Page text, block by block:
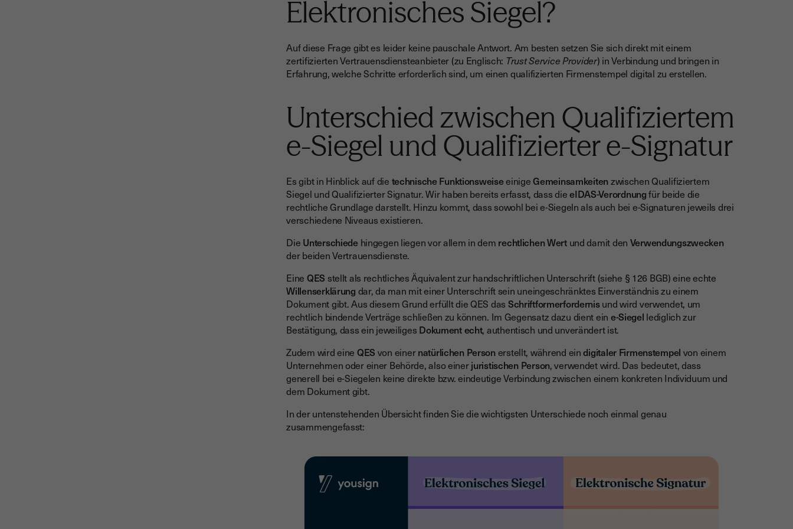
Elektronisches Siegel?
Auf diese Frage gibt es leider keine pauschale Antwort. Am besten setzen Sie sich direkt mit einem
zertifizierten Vertrauensdiensteanbieter (zu Englisch: Trust Service Provider) in Verbindung und bringen in
Erfahrung, welche Schritte erforderlich sind, um einen qualifizierten Firmenstempel digital zu erstellen.
Unterschied zwischen Qualifiziertem
e-Siegel und Qualifizierter e-Signatur
Es gibt in Hinblick auf die technische FunktionsweiseeinigeGemeinsamkeitenzwischen Qualifiziertem
Siegel und Qualifizierter Signatur. Wir haben bereits erfasst, dass dieeIDAS-Verordnungfür beide die
rechtliche Grundlage darstellt. Hinzu kommt, dass sowohl bei e-Siegeln als auch bei e-Signaturen jeweils drei
verschiedene Niveaus existieren.
Die Unterschiedehingegen liegen vor allem in dem rechtlichen Wertund damit den Verwendungszwecken
der beiden Vertrauensdienste.
Eine QES stellt als rechtliches Äquivalent zur handschriftlichen Unterschrift (siehe § 126 BGB) eine echte
Willenserklärung dar, da man mit einer Unterschrift sein uneingeschränktes Einverständnis zu einem
Dokument gibt. Aus diesem Grund erfüllt die QES das Schriftformerfordernisund wird verwendet, um
rechtlich bindende Verträge schließen zu können. Im Gegensatz dazu dient ein e-Siegel lediglich zur
Bestätigung, dass ein jeweiliges Dokumentecht, authentisch und unverändert ist.
Zudem wird eine QES von einernatürlichen Personerstellt, während eindigitaler Firmenstempel von einem
Unternehmen oder einer Behörde, also einerjuristischen Person, verwendet wird. Das bedeutet, dass
generell bei e-Siegelen keine direkte bzw. eindeutige Verbindung zwischen einem konkreten Individuum und
dem Dokument gibt.
In der untenstehenden Übersicht finden Sie die wichtigsten Unterschiede noch einmal genau
zusammengefasst: